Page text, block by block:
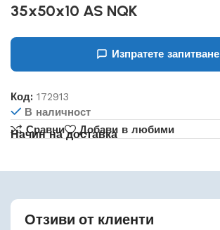
35x50x10 AS NQK
Изпратете запитване
Код:172913
В наличност
Сравни
Добави в любими
Начин на доставка
Отзиви от клиенти